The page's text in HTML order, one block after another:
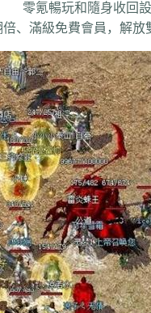
暢玩和隨身收回設
、滿級免費會員，解放